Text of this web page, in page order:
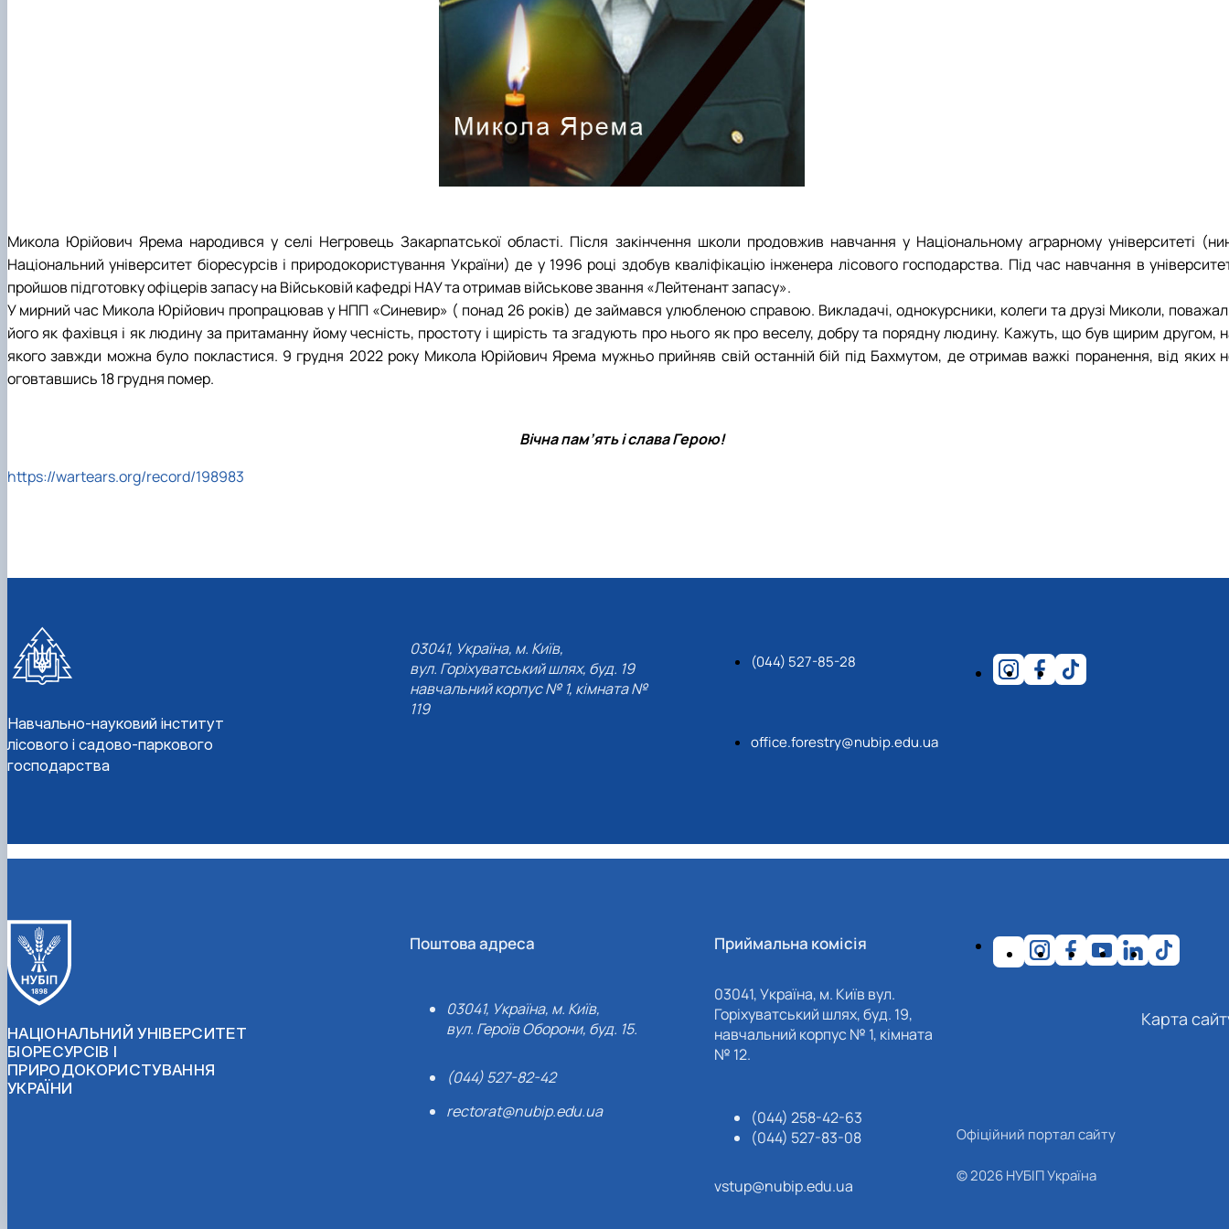
СЕРГА Петро Грирорович (18.06.1999 - 17.04.2024 р.), студент 2-го курсу 2024 рі…
СОЛОВЙОВ Сергій Олександрович (08.06.1983 - 27.09.2022 р.), випускник 2017 року.
СОРОКА Олександр Григорович (03.07.1986 - 03.07.2023 р.), випускник 2019 року.
СТЕПАНОВ Віталій Анатолійович (09.06.1975 - 20.05.2022 р.), випускник 1999 року.
ТЕРЕЩЕНКО Ростислав Віталійович (14.11.1995 - 28.12.2023 р.), студент 2 курсу з…
ТУШАКОВСЬКИЙ Борис Олександрович (02.05.1981 - 02.02.2025 р.), випускник 2003 р…
ШЕВЧЕНКО Володимир В’ячеславович (30.06.1965 - 03.2022 р.), випускник 1992 року.
ШИНКАРЬОВ Олексій Сергійович (30.03.1994 - 25.08.2023 р.), випускник 2016 року.
ЯРЕМА Микола Юрійович (13.12.1973 - 18.12.2022 р.), випускник 1996 року.
Микола Юрійович Ярема народився у селі Негровець Закарпатської області. Після закінчення школи продовжив навчання у Національному аграрному університеті
Національний університет біоресурсів і природокористування України) де у 1996 році здобув кваліфікацію інженера лісового господарства. Під час навчання в
пройшов підготовку офіцерів запасу на Військовій кафедрі НАУ та отримав військове звання «Лейтенант запасу».
У мирний час Микола Юрійович пропрацював у НПП «Синевир» ( понад 26 років) де займався улюбленою справою. Викладачі, однокурсники, колеги та друзі Миколи,
його як фахівця і як людину за притаманну йому чесність, простоту і щирість та згадують про нього як про веселу, добру та порядну людину. Кажуть, що був щирим другом,
якого завжди можна було покластися. 9 грудня 2022 року Микола Юрійович Ярема мужньо прийняв свій останній бій під Бахмутом, де отримав важкі поранення, від яких
оговтавшись 18 грудня помер.
Вічна пам’ять і слава Герою!
https://wartears.org/record/198983
Навчально-науковий інститут
лісового і садово-паркового
господарства
03041, Україна, м. Київ,
вул. Горіхуватський шлях, буд. 19
навчальний корпус № 1, кімната №
119
(044) 527-85-28
office.forestry@nubip.edu.ua
НАЦІОНАЛЬНИЙ УНІВЕРСИТЕТ
БІОРЕСУРСІВ І
ПРИРОДОКОРИСТУВАННЯ
УКРАЇНИ
Поштова адреса
03041, Україна, м. Київ,
вул. Героїв Оборони, буд. 15.
(044) 527-82-42
rectorat@nubip.edu.ua
Приймальна комісія
03041, Україна, м. Київ вул.
Горіхуватський шлях, буд. 19,
навчальний корпус № 1, кімната
№ 12.
(044) 258-42-63
(044) 527-83-08
vstup@nubip.edu.ua
Карта
Офіційний портал сайту
© 2026 НУБІП Україна